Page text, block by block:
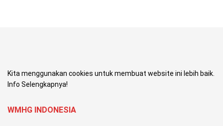
Kita menggunakan cookies untuk membuat website ini lebih baik.
Info Selengkapnya!
WMHG INDONESIA